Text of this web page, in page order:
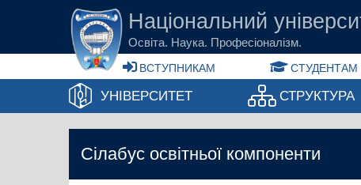
Перейти до основного вмісту
Національний
Освіта. Наука. Професіоналізм.
ВСТУПНИКАМ СТУДЕНТАМ
УНІВЕРСИТЕТ СТРУКТУРА
Сілабус освітньої компоненти